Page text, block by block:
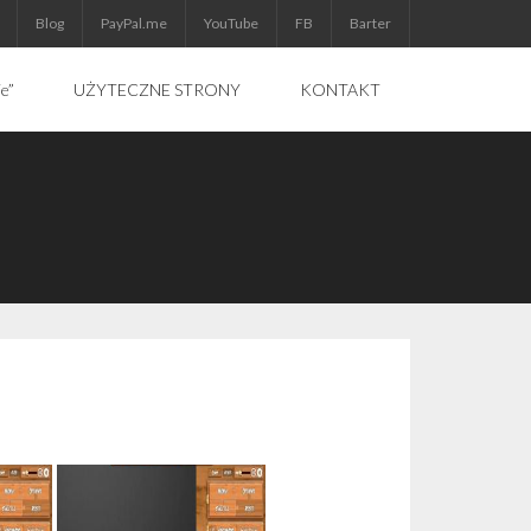
Blog PayPal.me YouTube FB Barter
UŻYTECZNE STRONY KONTAKT